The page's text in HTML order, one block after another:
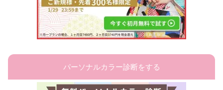
パーソナルカラー診断をする